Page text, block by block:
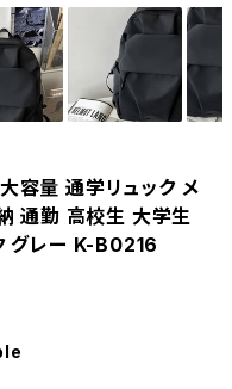
容量 通学リュック メ
通勤 高校生 大学生
グレー K-B0216